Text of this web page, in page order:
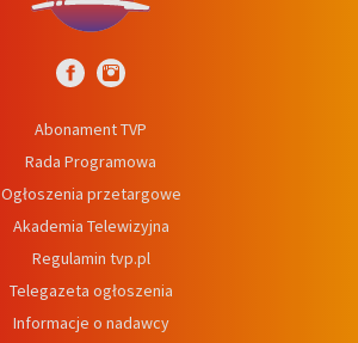
Abonament TVP
Rada Programowa
Ogłoszenia przetargowe
Akademia Telewizyjna
Regulamin tvp.pl
Telegazeta ogłoszenia
Informacje o nadawcy